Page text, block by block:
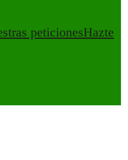
peticionesHazte